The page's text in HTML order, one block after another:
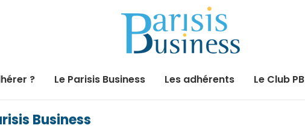
? Le Parisis Business Les adhérents Le Club PB
Business